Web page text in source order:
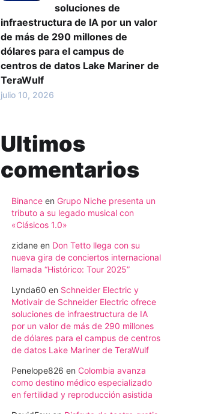
soluciones de
infraestructura de IA por un valor
de más de 290 millones de
dólares para el campus de
centros de datos Lake Mariner de
TeraWulf
julio 10, 2026
Ultimos
comentarios
Binance en Grupo Niche presenta un
tributo a su legado musical con
«Clásicos 1.0»
zidane en Don Tetto llega con su
nueva gira de conciertos internacional
llamada “Histórico: Tour 2025”
Lynda60 en Schneider Electric y
Motivair de Schneider Electric ofrece
soluciones de infraestructura de IA
por un valor de más de 290 millones
de dólares para el campus de centros
de datos Lake Mariner de TeraWulf
Penelope826 en Colombia avanza
como destino médico especializado
en fertilidad y reproducción asistida